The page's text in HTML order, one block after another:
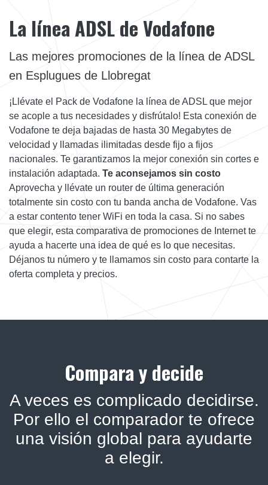
La línea ADSL de Vodafone
Las mejores promociones de la línea de ADSL
en Esplugues de Llobregat
¡Llévate el Pack de Vodafone la línea de ADSL que mejor
se acople a tus necesidades y disfrútalo! Esta conexión de
Vodafone te deja bajadas de hasta 30 Megabytes de
velocidad y llamadas ilimitadas desde fijo a fijos
nacionales. Te garantizamos la mejor conexión sin cortes e
instalación adaptada. Te aconsejamos sin costo
Aprovecha y llévate un router de última generación
totalmente sin costo con tu banda ancha de Vodafone. Vas
a estar contento tener WiFi en toda la casa. Si no sabes
que elegir, esta comparativa de promociones de Internet te
ayuda a hacerte una idea de qué es lo que necesitas.
Déjanos tu número y te llamamos sin costo para contarte la
oferta completa y precios.
Compara y decide
A veces es complicado decidirse.
Por ello el comparador te ofrece
una visión global para ayudarte
a elegir.